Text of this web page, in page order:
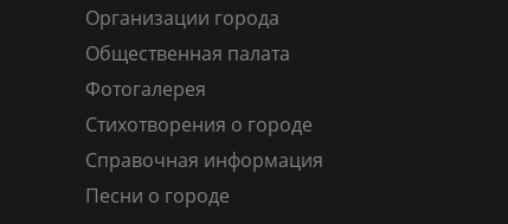
Организации города
Общественная палата
Фотогалерея
Стихотворения о городе
Справочная информация
Песни о городе